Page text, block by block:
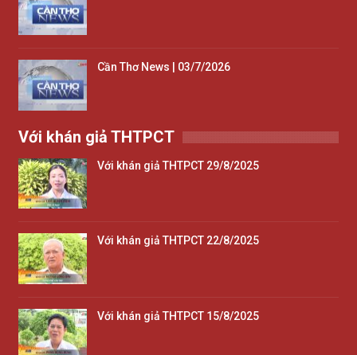
Cần Thơ News | 03/7/2026
Với khán giả THTPCT
Với khán giả THTPCT 29/8/2025
Với khán giả THTPCT 22/8/2025
Với khán giả THTPCT 15/8/2025